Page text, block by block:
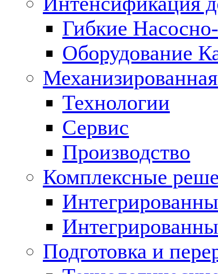
Гибкие
Оборудование
Технологии
Сервис
Производство
Комплексные
Подготовка и